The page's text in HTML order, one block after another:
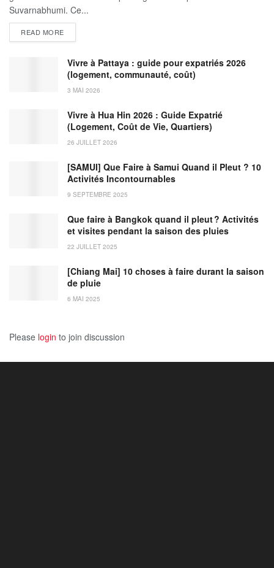
Suvarnabhumi. Ce...
READ MOREDETAILS
Vivre à Pattaya : guide pour expatriés 2026
(logement, communauté, coût)
3 MAI 2026
Vivre à Hua Hin 2026 : Guide Expatrié
(Logement, Coût de Vie, Quartiers)
26 JUILLET 2026
[SAMUI] Que Faire à Samui Quand il Pleut ? 10
Activités Incontournables
9 SEPTEMBRE 2025
Que faire à Bangkok quand il pleut ? Activités
et visites pendant la saison des pluies
22 JUILLET 2025
[Chiang Mai] 10 choses à faire durant la saison
de pluie
6 MAI 2025
Please login to join discussion